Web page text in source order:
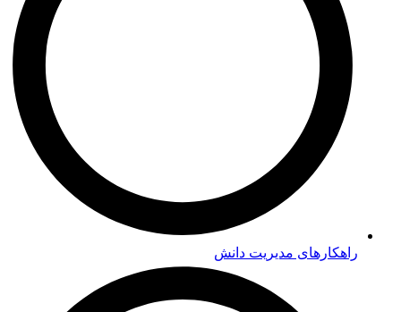
راهکارهای مدیریت دانش